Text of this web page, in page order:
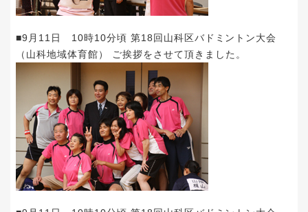
■9月11日 10時10分頃 第18回山科区バドミントン大会
（山科地域体育館） ご挨拶をさせて頂きました。